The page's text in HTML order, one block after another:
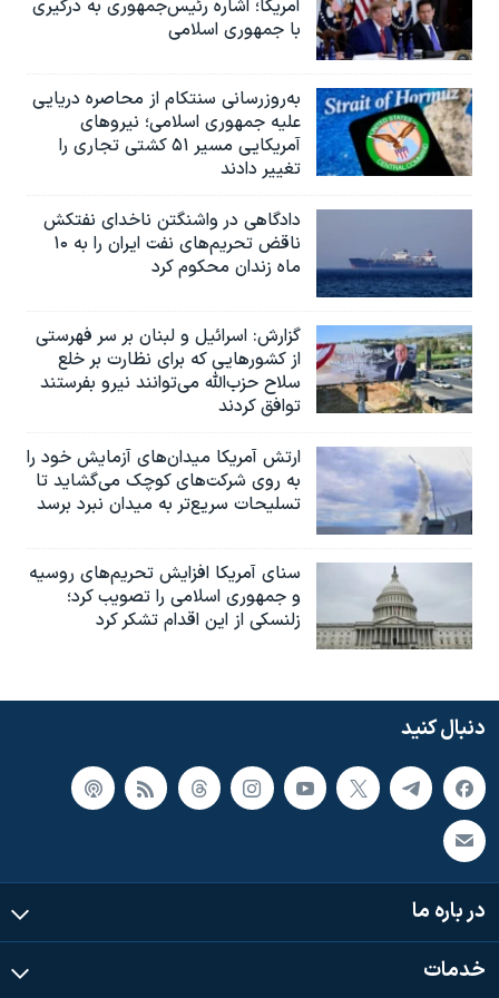
آمریکا؛ اشاره رئیس‌جمهوری به درگیری
با جمهوری اسلامی
به‌روزرسانی سنتکام از محاصره دریایی
علیه جمهوری اسلامی؛ نیروهای
آمریکایی مسیر ۵۱ کشتی تجاری را
تغییر دادند
دادگاهی در واشنگتن ناخدای نفتکش
ناقض تحریم‌های نفت ایران را به ۱۰
ماه زندان محکوم کرد
گزارش‌: اسرائيل و لبنان بر سر فهرستی
از کشورهایی که برای نظارت بر خلع
سلاح حزب‌الله می‌توانند نیرو بفرستند
توافق کردند
ارتش آمریکا میدان‌های آزمایش خود را
به روی شرکت‌های کوچک می‌گشاید تا
تسلیحات سریع‌تر به میدان نبرد برسد
سنای آمریکا افزایش تحریم‌های روسیه
و جمهوری اسلامی را تصویب کرد؛
زلنسکی از این اقدام تشکر کرد
دنبال کنید
در باره ما
خدمات